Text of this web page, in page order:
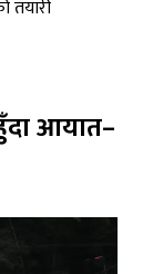
आयात–